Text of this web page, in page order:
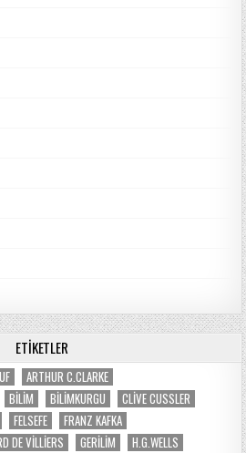
ETIKETLER
ARTHUR C.CLARKE
BILIM BILIMKURGU
CLIVE CUSSLER
FELSEFE
FRANZ KAFKA
DE VILLIERS GERILIM
H.G.WELLS